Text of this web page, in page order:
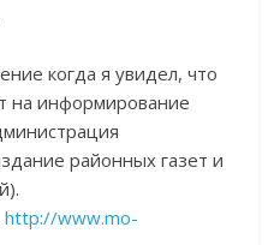
когда я увидел, что
на информирование
районных газет и
http://www.mo-